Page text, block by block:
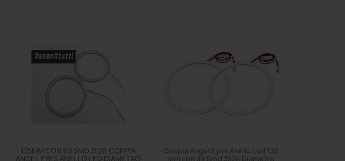
125MM CON 69 SMD 3528 COPPIA
ANGEL EYES ANELLO LED DIAMETRO
Coppia Angel Eyes Anello Led 130
mm con 39 Smd 3528 Diametro